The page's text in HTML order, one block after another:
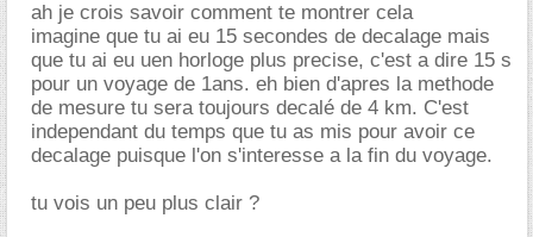
ah je crois savoir comment te montrer cela
imagine que tu ai eu 15 secondes de decalage mais
que tu ai eu uen horloge plus precise, c'est a dire 15 s
pour un voyage de 1ans. eh bien d'apres la methode
de mesure tu sera toujours decalé de 4 km. C'est
independant du temps que tu as mis pour avoir ce
decalage puisque l'on s'interesse a la fin du voyage.
tu vois un peu plus clair ?